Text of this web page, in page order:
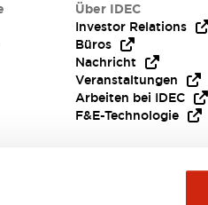
Über IDEC
Investor Relations
Büros
Nachricht
Veranstaltungen
Arbeiten bei IDEC
F&E-Technologie